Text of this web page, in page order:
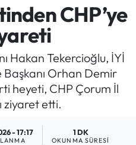
CHP’ye
Hakan Tekercioğlu, İYİ
Orhan Demir
heyeti, CHP Çorum İl
ziyaret etti.
- 17:17 1 DK
OKUNMA SÜRESI
Haritası
ve Fikstür